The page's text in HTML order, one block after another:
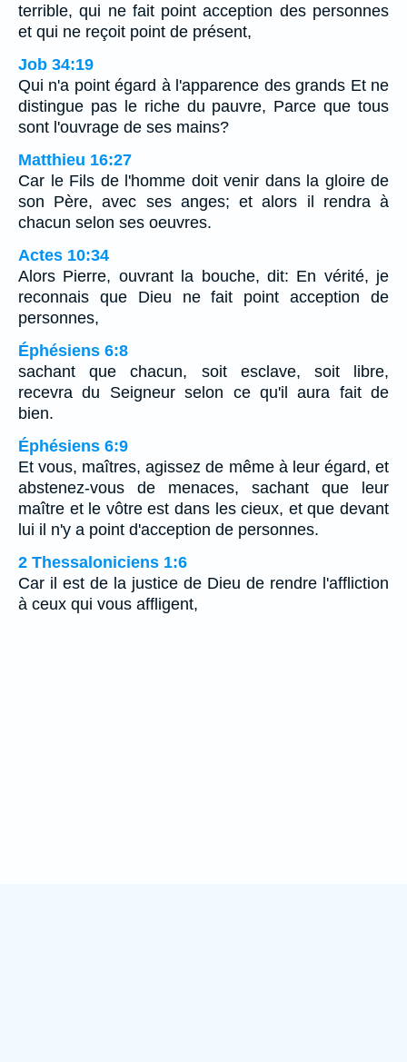
terrible, qui ne fait point acception des personnes
et qui ne reçoit point de présent,
Job 34:19
Qui n'a point égard à l'apparence des grands Et ne
distingue pas le riche du pauvre, Parce que tous
sont l'ouvrage de ses mains?
Matthieu 16:27
Car le Fils de l'homme doit venir dans la gloire de
son Père, avec ses anges; et alors il rendra à
chacun selon ses oeuvres.
Actes 10:34
Alors Pierre, ouvrant la bouche, dit: En vérité, je
reconnais que Dieu ne fait point acception de
personnes,
Éphésiens 6:8
sachant que chacun, soit esclave, soit libre,
recevra du Seigneur selon ce qu'il aura fait de
bien.
Éphésiens 6:9
Et vous, maîtres, agissez de même à leur égard, et
abstenez-vous de menaces, sachant que leur
maître et le vôtre est dans les cieux, et que devant
lui il n'y a point d'acception de personnes.
2 Thessaloniciens 1:6
Car il est de la justice de Dieu de rendre l'affliction
à ceux qui vous affligent,